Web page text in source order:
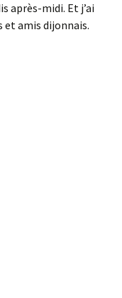
après-midi. Et j’ai
et amis dijonnais.